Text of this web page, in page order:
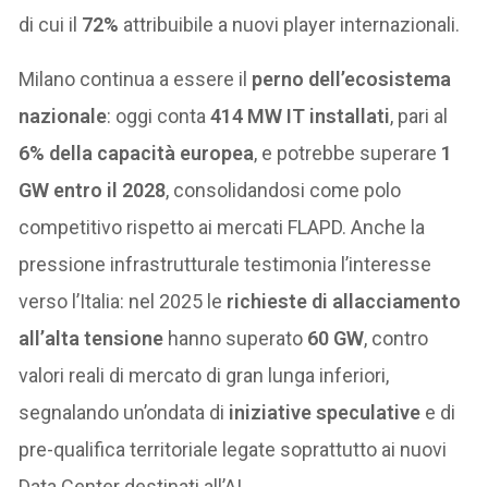
di cui il 72% attribuibile a nuovi player internazionali.
Milano continua a essere il perno dell’ecosistema
nazionale: oggi conta414 MW IT installati, pari al
6% della capacità europea, e potrebbe superare 1
GW entro il 2028, consolidandosi come polo
competitivo rispetto ai mercati FLAPD. Anche la
pressione infrastrutturale testimonia l’interesse
verso l’Italia: nel 2025 le richieste di allacciamento
all’alta tensione hanno superato 60 GW, contro
valori reali di mercato di gran lunga inferiori,
segnalando un’ondata di iniziative speculative e di
pre-qualifica territoriale legate soprattutto ai nuovi